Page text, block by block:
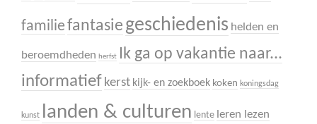
familiefantasie geschiedenis helden en
beroemdheden herfst Ik ga op vakantie naar...
informatief kerst kijk- en zoekboek koken koningsdag
kunst landen & culturen lente leren lezen